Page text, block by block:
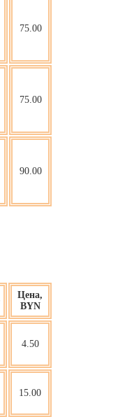
75.00
75.00
90.00
Цена,
BYN
4.50
15.00